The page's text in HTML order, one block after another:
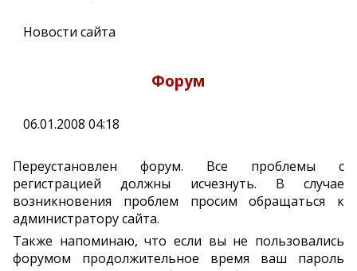
Новости сайта
Форум
06.01.2008 04:18
Переустановлен форум. Все проблемы с
регистрацией должны исчезнуть. В случае
возникновения проблем просим обращаться к
администратору сайта.
Также напоминаю, что если вы не пользовались
форумом продолжительное время ваш пароль